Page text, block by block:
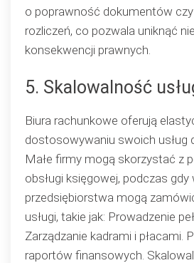
o poprawność dokumentów
rozliczeń, co pozwala uniknąć
konsekwencji prawnych.
5. Skalowalność
Biura rachunkowe oferują
dostosowywaniu swoich usług
Małe firmy mogą skorzystać z
obsługi księgowej, podczas gdy
przedsiębiorstwa mogą
usługi, takie jak: Prowadzenie
Zarządzanie kadrami i płacami.
raportów finansowych.